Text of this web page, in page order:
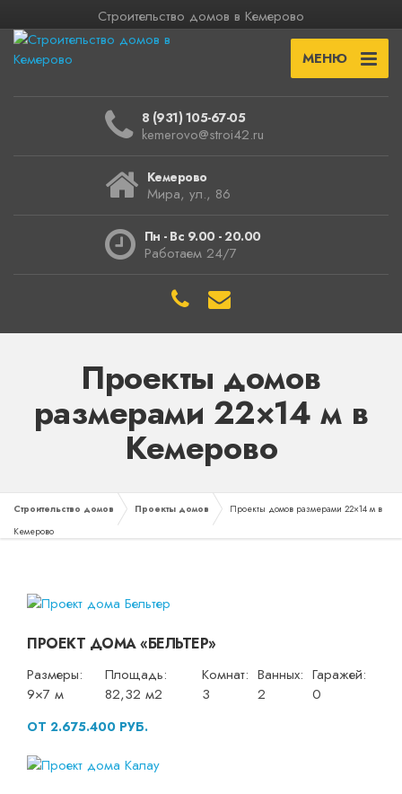
Строительство домов в Кемерово
МЕНЮ
8 (931) 105-67-05
kemerovo@stroi42.ru
Кемерово
Мира, ул., 86
Пн - Вс 9.00 - 20.00
Работаем 24/7
Проекты домов
размерами 22×14 м в
Кемерово
Строительство домов Проекты домов
Проекты домов размерами 22×14 м в
Кемерово
ПРОЕКТ ДОМА «БЕЛЬТЕР»
Размеры:
9×7 м
Площадь:
82,32 м2
Комнат:
3
Ванных:
2
Гаражей:
0
ОТ 2.675.400 РУБ.